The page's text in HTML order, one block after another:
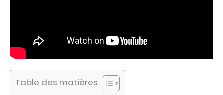
Table des matières